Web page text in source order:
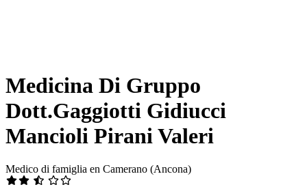
Medicina Di Gruppo
Dott.Gaggiotti Gidiucci
Mancioli Pirani Valeri
Medico di famiglia en Camerano (Ancona)